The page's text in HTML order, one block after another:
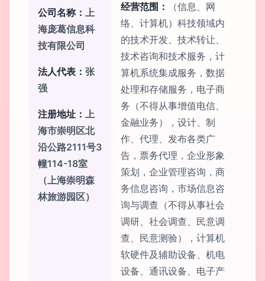
公司名称： 上
海庞葛信息科
技有限公司
法人代表： 张
强
注册地址： 上
海市崇明区北
沿公路2111号3
幢114-18室
（上海崇明森
林旅游园区）
经营范围：
（信息、网
络、计算机）科技领域内
的技术开发、技术转让、
技术咨询和技术服务，计
算机系统集成服务，数据
处理和存储服务，电子商
务（不得从事增值电信、
金融业务），设计、制
作、代理、发布各类广
告，票务代理，企业形象
策划，企业管理咨询，商
务信息咨询，市场信息咨
询与调查（不得从事社会
调研、社会调查、民意调
查、民意测验），计算机
软硬件及辅助设备、机电
设备、通讯设备、电子产